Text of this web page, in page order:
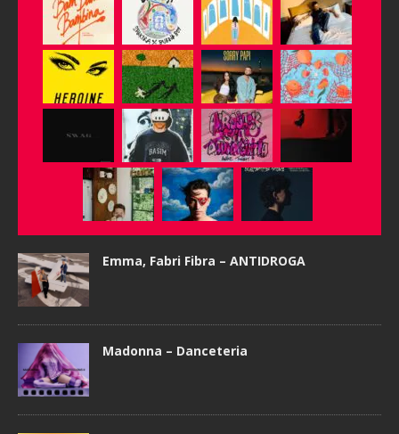
Emma, Fabri Fibra – ANTIDROGA
Madonna – Danceteria